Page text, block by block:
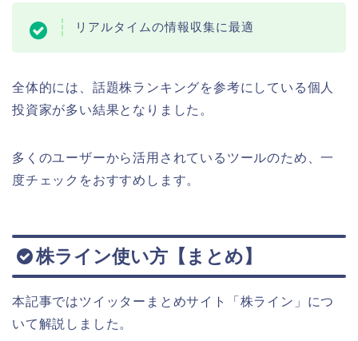
リアルタイムの情報収集に最適
全体的には、話題株ランキングを参考にしている個人
投資家が多い結果となりました。
多くのユーザーから活用されているツールのため、一
度チェックをおすすめします。
株ライン使い方【まとめ】
本記事ではツイッターまとめサイト「株ライン」につ
いて解説しました。